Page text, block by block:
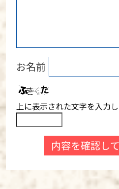
お名前
上に表示された文字を入力し